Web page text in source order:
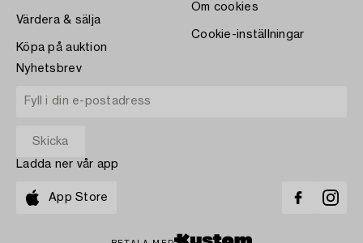
Värdera & sälja
Köpa på auktion
Om cookies
Cookie-inställningar
Nyhetsbrev
Ladda ner vår app
App Store